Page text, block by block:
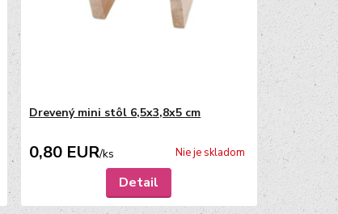
Drevený mini stôl 6,5x3,8x5 cm
0,80 EUR/ks Nie je skladom
Detail